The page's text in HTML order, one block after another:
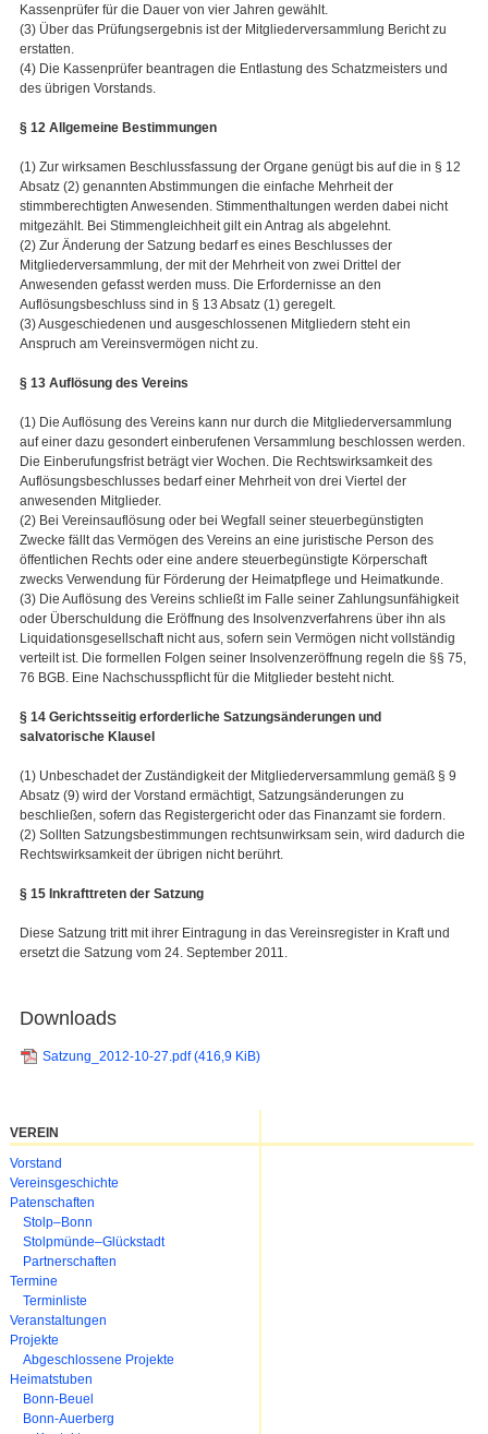
Kassenprüfer für die Dauer von vier Jahren gewählt.
(3) Über das Prüfungsergebnis ist der Mitgliederversammlung Bericht zu
erstatten.
(4) Die Kassenprüfer beantragen die Entlastung des Schatzmeisters und
des übrigen Vorstands.
§ 12 Allgemeine Bestimmungen
(1) Zur wirksamen Beschlussfassung der Organe genügt bis auf die in § 12
Absatz (2) genannten Abstimmungen die einfache Mehrheit der
stimmberechtigten Anwesenden. Stimmenthaltungen werden dabei nicht
mitgezählt. Bei Stimmengleichheit gilt ein Antrag als abgelehnt.
(2) Zur Änderung der Satzung bedarf es eines Beschlusses der
Mitgliederversammlung, der mit der Mehrheit von zwei Drittel der
Anwesenden gefasst werden muss. Die Erfordernisse an den
Auflösungsbeschluss sind in § 13 Absatz (1) geregelt.
(3) Ausgeschiedenen und ausgeschlossenen Mitgliedern steht ein
Anspruch am Vereinsvermögen nicht zu.
§ 13 Auflösung des Vereins
(1) Die Auflösung des Vereins kann nur durch die Mitgliederversammlung
auf einer dazu gesondert einberufenen Versammlung beschlossen werden.
Die Einberufungsfrist beträgt vier Wochen. Die Rechtswirksamkeit des
Auflösungsbeschlusses bedarf einer Mehrheit von drei Viertel der
anwesenden Mitglieder.
(2) Bei Vereinsauflösung oder bei Wegfall seiner steuerbegünstigten
Zwecke fällt das Vermögen des Vereins an eine juristische Person des
öffentlichen Rechts oder eine andere steuerbegünstigte Körperschaft
zwecks Verwendung für Förderung der Heimatpflege und Heimatkunde.
(3) Die Auflösung des Vereins schließt im Falle seiner Zahlungsunfähigkeit
oder Überschuldung die Eröffnung des Insolvenzverfahrens über ihn als
Liquidationsgesellschaft nicht aus, sofern sein Vermögen nicht vollständig
verteilt ist. Die formellen Folgen seiner Insolvenzeröffnung regeln die §§ 75,
76 BGB. Eine Nachschusspflicht für die Mitglieder besteht nicht.
§ 14 Gerichtsseitig erforderliche Satzungsänderungen und
salvatorische Klausel
(1) Unbeschadet der Zuständigkeit der Mitgliederversammlung gemäß § 9
Absatz (9) wird der Vorstand ermächtigt, Satzungsänderungen zu
beschließen, sofern das Registergericht oder das Finanzamt sie fordern.
(2) Sollten Satzungsbestimmungen rechtsunwirksam sein, wird dadurch die
Rechtswirksamkeit der übrigen nicht berührt.
§ 15 Inkrafttreten der Satzung
Diese Satzung tritt mit ihrer Eintragung in das Vereinsregister in Kraft und
ersetzt die Satzung vom 24. September 2011.
Downloads
Satzung_2012-10-27.pdf(416,9 KiB)
VEREIN
Navigation
überspringen
Vorstand
Vereinsgeschichte
Patenschaften
Stolp–Bonn
Stolpmünde–Glückstadt
Partnerschaften
Termine
Terminliste
Veranstaltungen
Projekte
Abgeschlossene Projekte
Heimatstuben
Bonn-Beuel
Bonn-Auerberg